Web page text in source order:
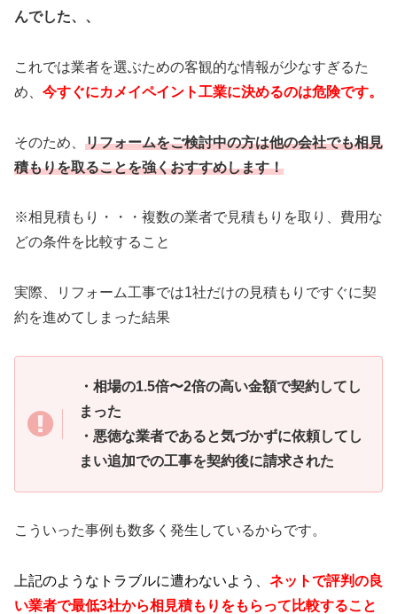
んでした、、
これでは業者を選ぶための客観的な情報が少なすぎるた
め、 今すぐにカメイペイント工業に決めるのは危険です。
そのため、 リフォームをご検討中の方は他の会社でも相見
積もりを取ることを強くおすすめします！
※相見積もり・・・複数の業者で見積もりを取り、費用な
どの条件を比較すること
実際、リフォーム工事では1社だけの見積もりですぐに契
約を進めてしまった結果
・相場の1.5倍〜2倍の高い金額で契約してし
まった
・悪徳な業者であると気づかずに依頼してし
まい追加での工事を契約後に請求された
こういった事例も数多く発生しているからです。
上記のようなトラブルに遭わないよう、 ネットで評判の良
い業者で最低3社から相見積もりをもらって比較すること